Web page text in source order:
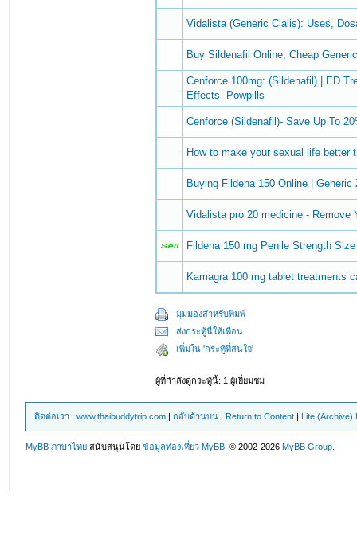
Vidalista (Generic Cialis): Uses,
Buy Sildenafil Online, Cheap
Cenforce 100mg: (Sildenafil) | ED
Effects- Powpills
Cenforce (Sildenafil)- Save Up To
How to make your sexual life better
Buying Fildena 150 Online | Generic
Vidalista pro 20 medicine - Remove
Fildena 150 mg Penile Strength
Kamagra 100 mg tablet treatments
มุมมองสำหรับพิมพ์
ส่งกระทู้นี้ให้เพื่อน
เพิ่มใน 'กระทู้ที่สนใจ'
ผู้ที่กำลังดูกระทู้นี้: 1 ผู้เยี่ยมชม
ติดต่อเรา |www.thaibuddytrip.com |กลับด้านบน | Return to Content | Lite (Archive)
MyBB ภาษาไทย สนับสนุนโดยข้อมูลท่องเที่ยว MyBB , © 2002-2026MyBB Group